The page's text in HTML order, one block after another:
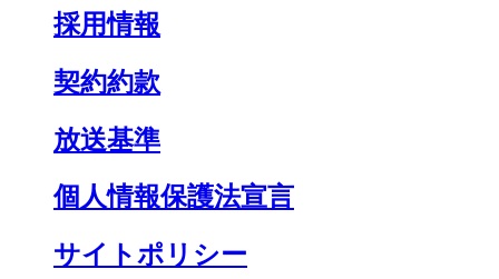
採用情報
契約約款
放送基準
個人情報保護法宣言
サイトポリシー